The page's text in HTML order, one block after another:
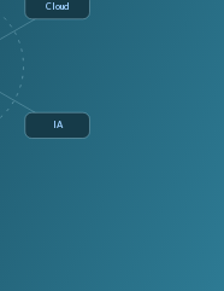
Cloud
IA